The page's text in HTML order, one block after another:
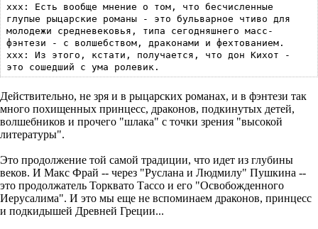
xxx: Есть вообще мнение о том, что бесчисленные
глупые рыцарские романы - это бульварное чтиво для
молодежи средневековья, типа сегодняшнего масс-
фэнтези - с волшебством, драконами и фехтованием.
xxx: Из этого, кстати, получается, что дон Кихот -
это сошедший с ума ролевик.
Действительно, не зря и в рыцарских романах, и в фэнтези так
много похищенных принцесс, драконов, подкинутых детей,
волшебников и прочего "шлака" с точки зрения "высокой
литературы".
Это продолжение той самой традиции, что идет из глубины
веков. И Макс Фрай -- через "Руслана и Людмилу" Пушкина --
это продолжатель Торквато Тассо и его "Освобожденного
Иерусалима". И это мы еще не вспоминаем драконов, принцесс
и подкидышей Древней Греции...